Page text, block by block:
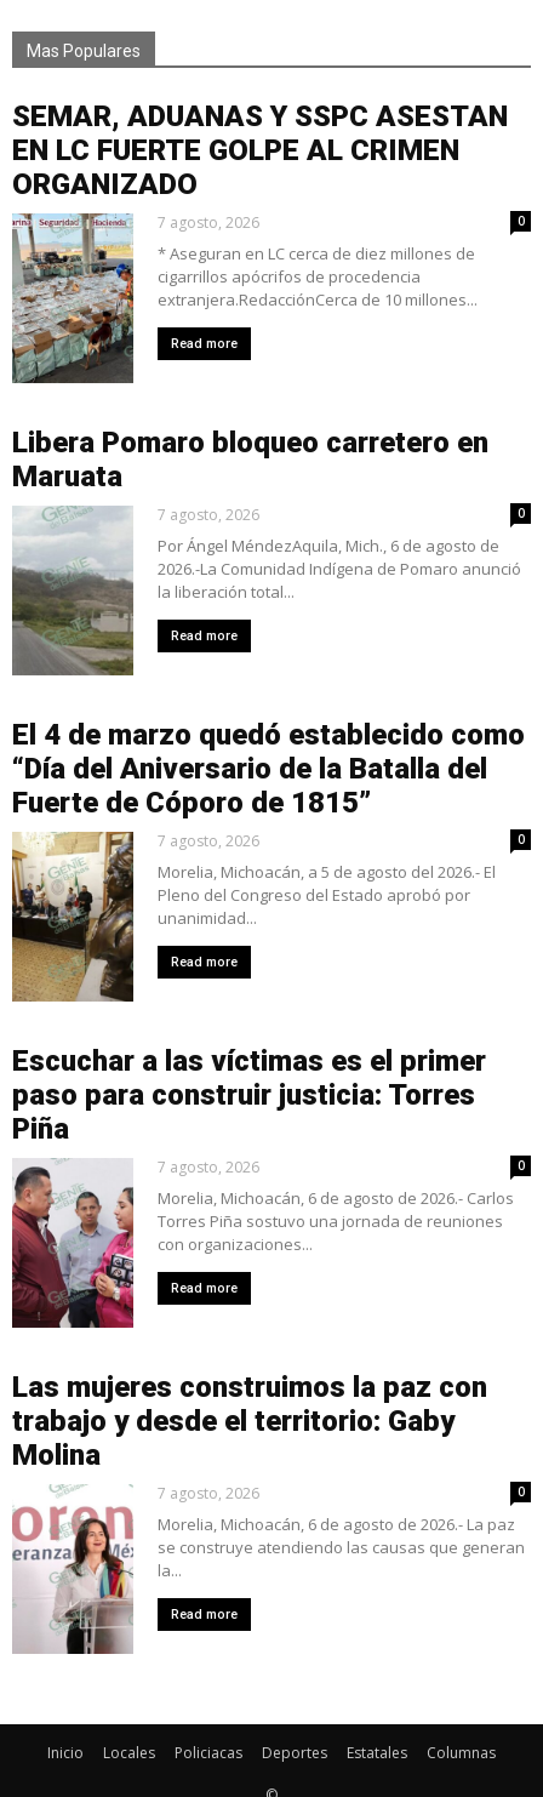
Mas Populares
SEMAR, ADUANAS Y SSPC ASESTAN
EN LC FUERTE GOLPE AL CRIMEN
ORGANIZADO
7 agosto, 2026 0
* Aseguran en LC cerca de diez millones de
cigarrillos apócrifos de procedencia
extranjera.RedacciónCerca de 10 millones...
Read more
Libera Pomaro bloqueo carretero en
Maruata
7 agosto, 2026 0
Por Ángel MéndezAquila, Mich., 6 de agosto de
2026.-La Comunidad Indígena de Pomaro anunció
la liberación total...
Read more
El 4 de marzo quedó establecido como
“Día del Aniversario de la Batalla del
Fuerte de Cóporo de 1815”
7 agosto, 2026 0
Morelia, Michoacán, a 5 de agosto del 2026.- El
Pleno del Congreso del Estado aprobó por
unanimidad...
Read more
Escuchar a las víctimas es el primer
paso para construir justicia: Torres
Piña
7 agosto, 2026 0
Morelia, Michoacán, 6 de agosto de 2026.- Carlos
Torres Piña sostuvo una jornada de reuniones
con organizaciones...
Read more
Las mujeres construimos la paz con
trabajo y desde el territorio: Gaby
Molina
7 agosto, 2026 0
Morelia, Michoacán, 6 de agosto de 2026.- La paz
se construye atendiendo las causas que generan
la...
Read more
Inicio Locales Policiacas Deportes Estatales Columnas